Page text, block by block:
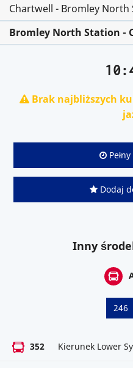
Chartwell - Bromley North
Bromley North Station -
Brak najbliższych
Dodaj
Inny
246
352 Kierunek Lower